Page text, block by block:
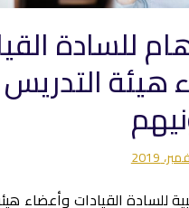
للسادة
هيئة التدريس
للسادة القيادات وأعضاء